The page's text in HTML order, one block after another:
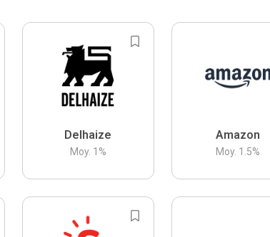
Delhaize
Moy. 1 %
Amazon
Moy. 1.5%